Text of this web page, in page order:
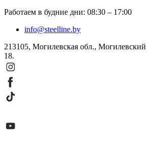
Работаем в будние дни: 08:30 – 17:00
info@steelline.by
213105, Могилевская обл.,
18.